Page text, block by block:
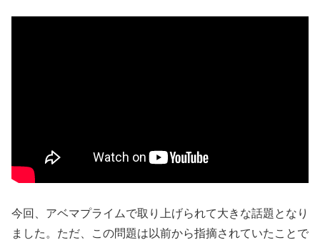
今回、アベマプライムで取り上げられて大きな話題となり
ました。ただ、この問題は以前から指摘されていたことで